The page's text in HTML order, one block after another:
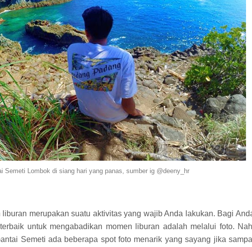
Semeti Lombok di siang hari yang panas, sumber ig @deeny_hr
liburan merupakan suatu aktivitas yang wajib Anda lakukan. Bagi
untuk mengabadikan momen liburan adalah melalui foto.
Semeti ada beberapa spot foto menarik yang sayang jika